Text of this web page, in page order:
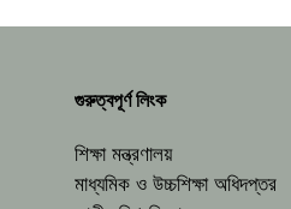
গুরুত্বপূর্ণ লিংক
শিক্ষা মন্ত্রণালয়
মাধ্যমিক ও উচ্চশিক্ষা অধিদপ্তর